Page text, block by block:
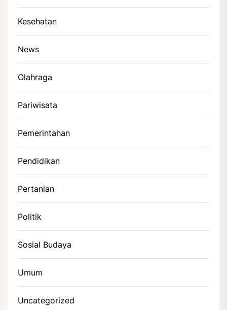
Kesehatan
News
Olahraga
Pariwisata
Pemerintahan
Pendidikan
Pertanian
Politik
Sosial Budaya
Umum
Uncategorized